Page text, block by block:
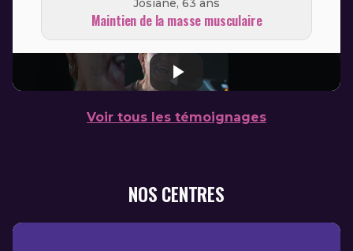
Josiane, 63 ans
Maintien de la masse musculaire
Voir tous les témoignages
NOS CENTRES